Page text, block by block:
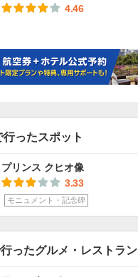
4.46
行ったスポット
プリンス クヒオ像
3.33
モニュメント・記念碑
ったグルメ・レストラン